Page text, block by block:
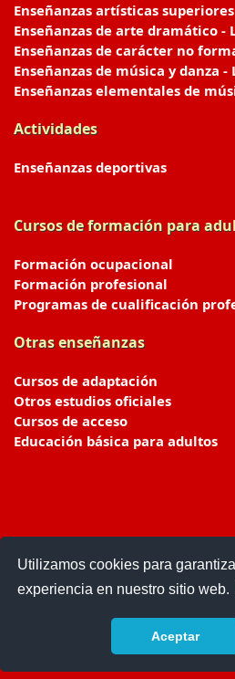
Utilizamos cookies para
experiencia en nuestro sitio web.
Aceptar
Enseñanzas artísticas superiores
Enseñanzas de arte dramático -
Enseñanzas de carácter no
Enseñanzas de música y danza -
Enseñanzas elementales de
Actividades
Enseñanzas deportivas
Cursos de formación para
Formación ocupacional
Formación profesional
Programas de cualificación
Otras enseñanzas
Cursos de adaptación
Otros estudios oficiales
Cursos de acceso
Educación básica para adultos